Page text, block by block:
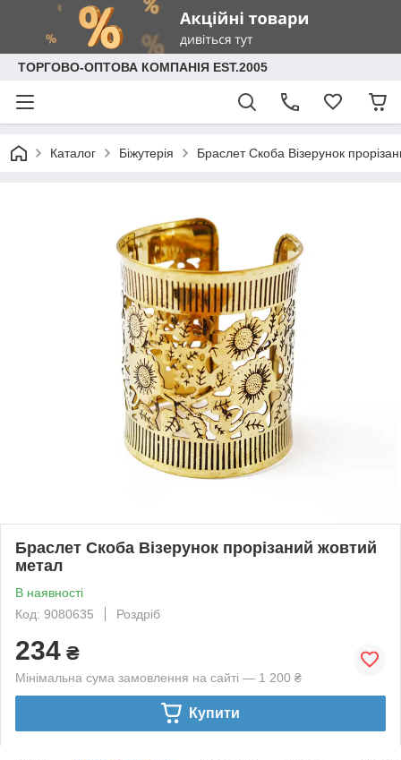
ТОРГОВО-ОПТОВА КОМПАНІЯ EST.2005
Каталог Біжутерія Браслет Скоба Візерунок
Браслет Скоба Візерунок прорізаний жовтий
метал
В наявності
Код: 9080635
Роздріб
234 ₴
Мінімальна сума замовлення на сайті — 1 200 ₴
Купити